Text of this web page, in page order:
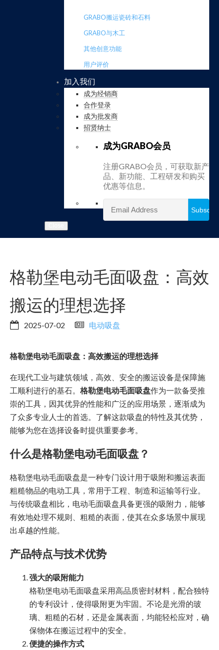
GRABO搬运瓷砖和石料
GRABO与木工
其他创意功能
用户评价
加入我们
成为经销商
合作登录
成为批发商
招贤纳士
成为GRABO会员
注册GRABO会员，可获取新产
品、新功能、工程研发和购买
优惠等信息。
格勒堡电动毛面吸盘：高效
搬运的理想选择
2025-07-02 电动吸盘
格勒堡电动毛面吸盘：高效搬运的理想选择
在现代工业与建筑领域，高效、安全的搬运设备是保障施
工顺利进行的基石。 格勒堡电动毛面吸盘作为一款备受推
崇的工具，因其优异的性能和广泛的应用场景，逐渐成为
了众多专业人士的首选。了解这款吸盘的特性及其优势，
能够为您在选择设备时提供重要参考。
什么是格勒堡电动毛面吸盘？
格勒堡电动毛面吸盘是一种专门设计用于吸附和搬运表面
粗糙物品的电动工具，常用于工程、制造和运输等行业。
与传统吸盘相比，电动毛面吸盘具备更强的吸附力，能够
有效地处理不规则、粗糙的表面，使其在众多场景中展现
出卓越的性能。
产品特点与技术优势
强大的吸附能力
格勒堡电动毛面吸盘采用高品质密封材料，配合独特
的专利设计，使得吸附更为牢固。不论是光滑的玻
璃、粗糙的石材，还是金属表面，均能轻松应对，确
保物体在搬运过程中的安全。
便捷的操作方式